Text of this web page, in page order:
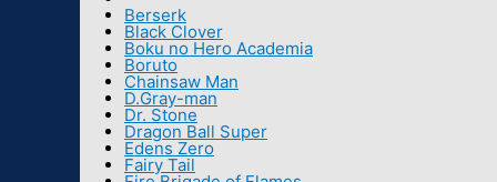
Berserk
Black Clover
Boku no Hero Academia
Boruto
Chainsaw Man
D.Gray-man
Dr. Stone
Dragon Ball Super
Edens Zero
Fairy Tail